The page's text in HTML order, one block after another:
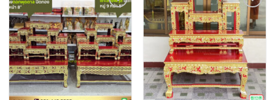
Add to
Wishlist
Add to
Wishlist